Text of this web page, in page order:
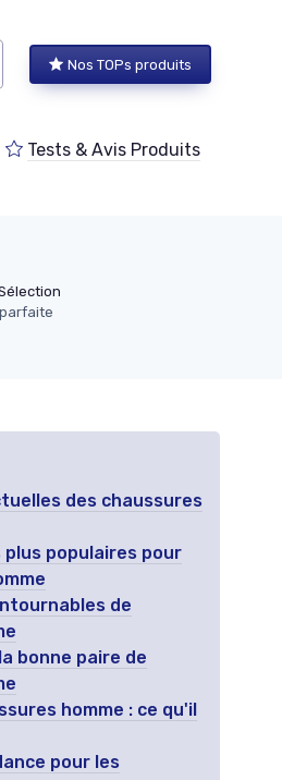
Nos TOPs produits
Tests & Avis Produits
des chaussures
populaires pour
de
bonne paire de
homme : ce qu'il
pour les